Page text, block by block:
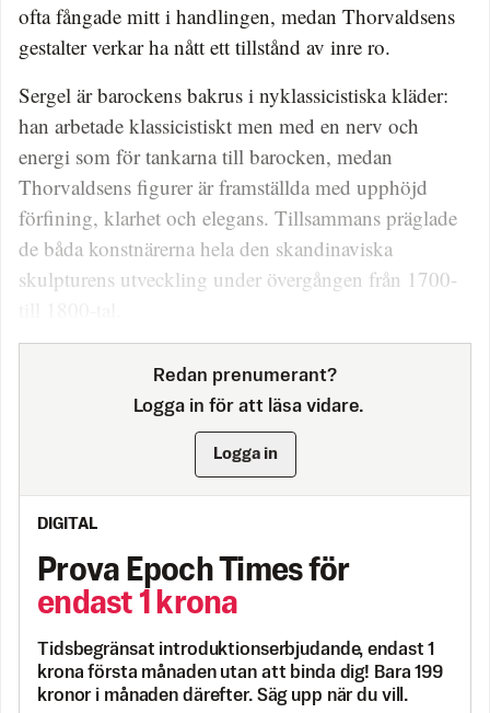
ofta fångade mitt i handlingen, medan Thorvaldsens
gestalter verkar ha nått ett tillstånd av inre ro.
Sergel är barockens bakrus i ny­klassicistiska kläder:
han arbetade klassicistiskt men med en nerv och
energi som för tankarna till barocken, medan
Thorvaldsens figurer är framställda med upphöjd
förfining, klarhet och elegans. Tillsammans präglade
de båda konstnärerna hela den skandinaviska
skulpturens utveckling under övergången från 1700-
Redan prenumerant?
Logga in för att läsa vidare.
Logga in
DIGITAL
Prova Epoch Times för
endast 1 krona
Tidsbegränsat introduktionserbjudande, endast 1
krona första månaden utan att binda dig! Bara 199
kronor i månaden därefter. Säg upp när du vill.